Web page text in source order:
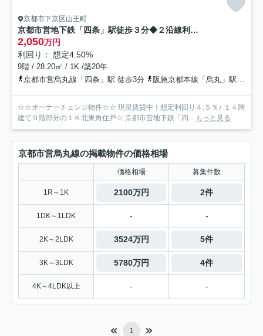
京都市下京区山王町
京都市営地下鉄「四条」駅徒歩３分◆２沿線利用可能◆収益物件にも◆アスヴェル京都四条烏丸
2,050万円
利回り： 想定4.50%
9階 / 28.20㎡ / 1K /築20年
京都市営烏丸線「四条」駅 徒歩3分
阪急京都本線「烏丸」駅 徒歩5分
☆☆オーナーチェンジ物件☆☆ 現況賃貸中！想定利回り４.５％♪ １４階
建て９階部分の１Ｋ北東角住戸☆ 京都市営地下鉄「四... もっと見る
京都市営烏丸線の掲載物件の価格相場
価格相場 募集件数
1R～1K 2100万円 2件
1DK～1LDK - -
2K～2LDK 3524万円 5件
3K～3LDK 5780万円 4件
4K～4LDK以上 - -
1